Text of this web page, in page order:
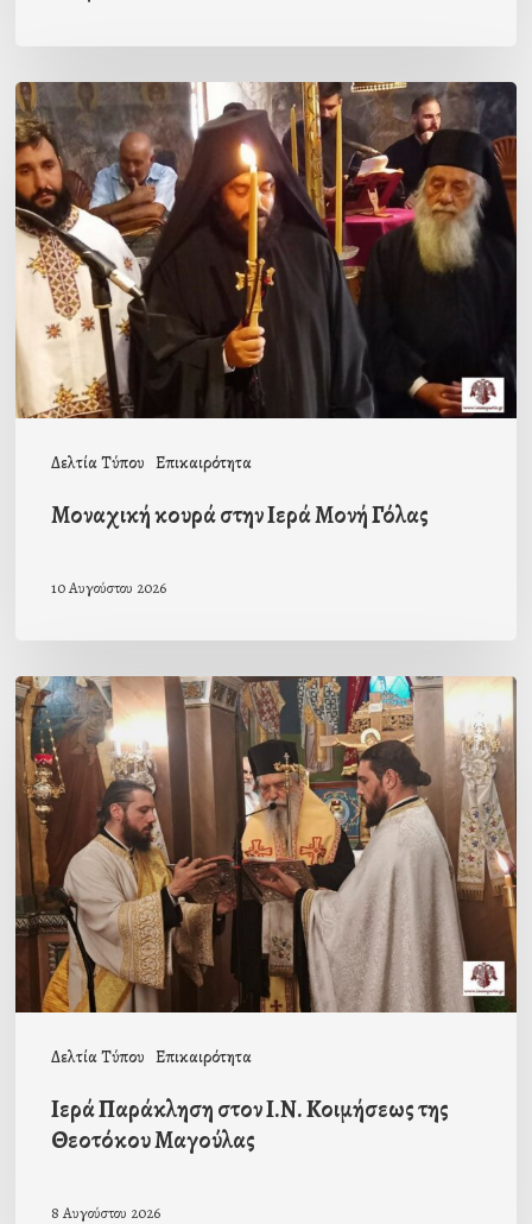
Δελτία Τύπου Επικαιρότητα
Μοναχική
κουρά
στην
Ιερά
Μονή
Γόλας
Μοναχική κουρά στην Ιερά Μονή Γόλας
10 Αυγούστου 2026
Δελτία Τύπου Επικαιρότητα
Ιερά
Παράκληση
στον
Ι.Ν.
Κοιμήσεως
της
Θεοτόκου
Μαγούλας
Ιερά Παράκληση στον Ι.Ν. Κοιμήσεως της
Θεοτόκου Μαγούλας
8 Αυγούστου 2026